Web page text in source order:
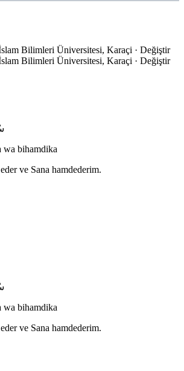
Bilimleri Üniversitesi, Karaçi · Değiştir
Bilimleri Üniversitesi, Karaçi · Değiştir
wa bihamdika
ve Sana hamdederim.
wa bihamdika
ve Sana hamdederim.